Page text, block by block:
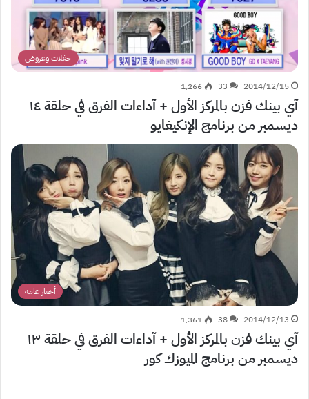
حفلات وعروض
2014/12/15
33 1٬266
آي بينك فزن بالمركز الأول + آداءات الفرق في حلقة ١٤
ديسمبر من برنامج الإنكيغايو
أخبار عامة
2014/12/13
38 1٬361
آي بينك فزن بالمركز الأول + آداءات الفرق في حلقة ١٣
ديسمبر من برنامج الميوزك كور